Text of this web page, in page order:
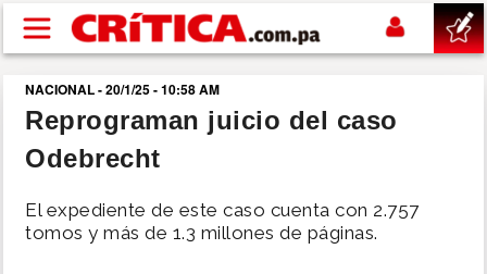
Pasar al contenido principal
buscar
SUCESOS
NACIONAL
NACIONAL - 20/1/25 - 10:58 AM
Reprograman juicio del caso
Odebrecht
El expediente de este caso cuenta con 2.757
tomos y más de 1.3 millones de páginas.